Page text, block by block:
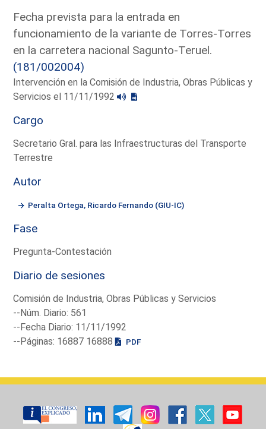
Fecha prevista para la entrada en
funcionamiento de la variante de Torres-Torres
en la carretera nacional Sagunto-Teruel.
(181/002004)
Intervención en la Comisión de Industria, Obras Públicas y
Servicios el 11/11/1992
Cargo
Secretario Gral. para las Infraestructuras del Transporte
Terrestre
Autor
Peralta Ortega, Ricardo Fernando (GIU-IC)
Fase
Pregunta-Contestación
Diario de sesiones
Comisión de Industria, Obras Públicas y Servicios
--Núm. Diario: 561
--Fecha Diario: 11/11/1992
--Páginas: 16887 16888
PDF